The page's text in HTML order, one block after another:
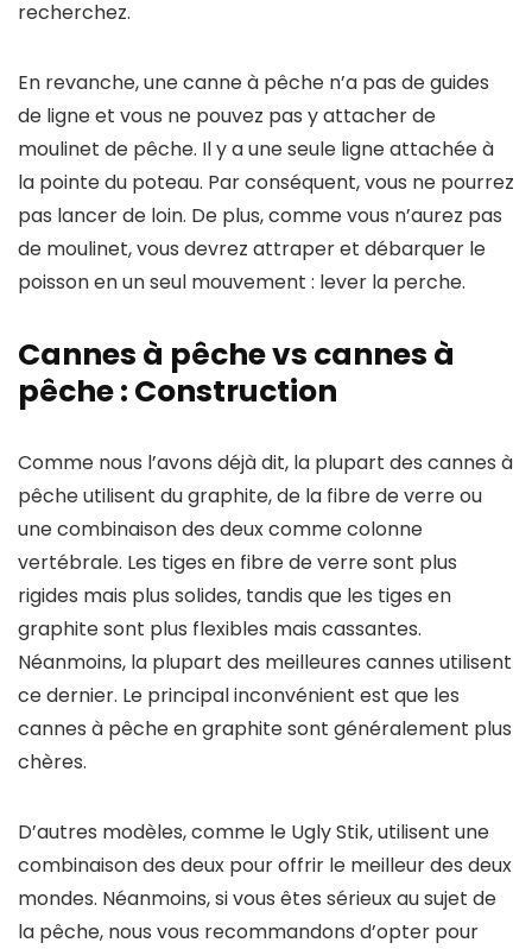
recherchez.
En revanche, une canne à pêche n’a pas de guides
de ligne et vous ne pouvez pas y attacher de
moulinet de pêche. Il y a une seule ligne attachée à
la pointe du poteau. Par conséquent, vous ne pourrez
pas lancer de loin. De plus, comme vous n’aurez pas
de moulinet, vous devrez attraper et débarquer le
poisson en un seul mouvement : lever la perche.
Cannes à pêche vs cannes à
pêche : Construction
Comme nous l’avons déjà dit, la plupart des cannes à
pêche utilisent du graphite, de la fibre de verre ou
une combinaison des deux comme colonne
vertébrale. Les tiges en fibre de verre sont plus
rigides mais plus solides, tandis que les tiges en
graphite sont plus flexibles mais cassantes.
Néanmoins, la plupart des meilleures cannes utilisent
ce dernier. Le principal inconvénient est que les
cannes à pêche en graphite sont généralement plus
chères.
D’autres modèles, comme le Ugly Stik, utilisent une
combinaison des deux pour offrir le meilleur des deux
mondes. Néanmoins, si vous êtes sérieux au sujet de
la pêche, nous vous recommandons d’opter pour